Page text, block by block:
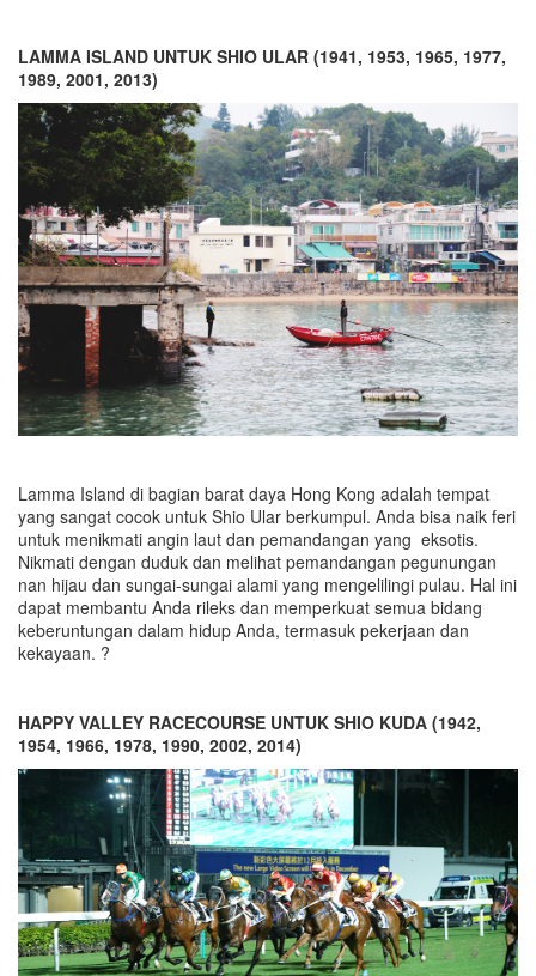
LAMMA ISLAND UNTUK SHIO ULAR (1941, 1953, 1965, 1977,
1989, 2001, 2013)
Lamma Island di bagian barat daya Hong Kong adalah tempat
yang sangat cocok untuk Shio Ular berkumpul. Anda bisa naik feri
untuk menikmati angin laut dan pemandangan yang eksotis.
Nikmati dengan duduk dan melihat pemandangan pegunungan
nan hijau dan sungai-sungai alami yang mengelilingi pulau. Hal ini
dapat membantu Anda rileks dan memperkuat semua bidang
keberuntungan dalam hidup Anda, termasuk pekerjaan dan
kekayaan. ?
HAPPY VALLEY RACECOURSE UNTUK SHIO KUDA (1942,
1954, 1966, 1978, 1990, 2002, 2014)